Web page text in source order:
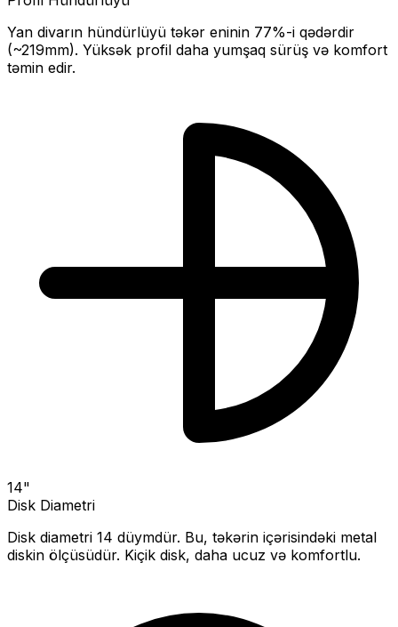
Yan divarın hündürlüyü təkər eninin 77%-i qədərdir
(~219mm). Yüksək profil daha yumşaq sürüş və komfort
təmin edir.
14"
Disk Diametri
Disk diametri 14 düymdür. Bu, təkərin içərisindəki metal
diskin ölçüsüdür. Kiçik disk, daha ucuz və komfortlu.